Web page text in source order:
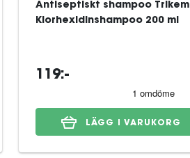
Antiseptiskt shampoo Trikem
Klorhexidinshampoo 200 ml
119:-
LÄGG I VARUKORG